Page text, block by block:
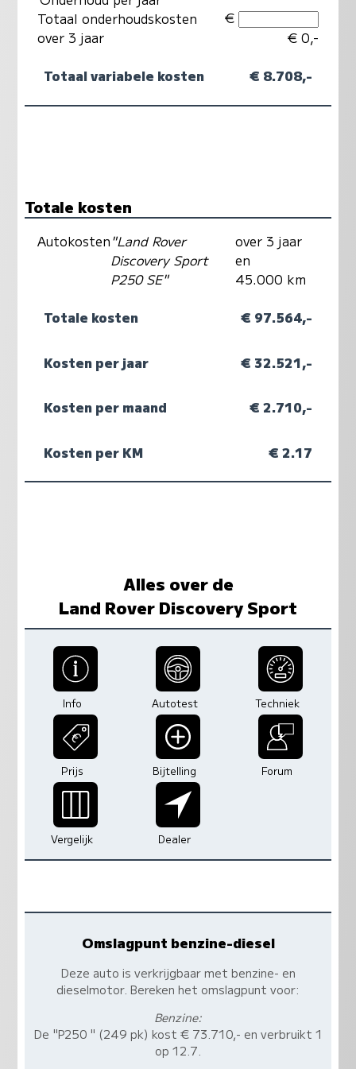
Totaal onderhoudskosten
over 3 jaar
€
€ 0,-
Totaal variabele kosten € 8.708,-
Totale kosten
Autokosten"Land Rover
Discovery Sport
P250 SE"
over 3 jaar
en
45.000 km
Totale kosten € 97.564,-
Kosten per jaar € 32.521,-
Kosten per maand € 2.710,-
Kosten per KM € 2.17
Alles over de
Land Rover Discovery Sport
Info Autotest Techniek
Prijs Bijtelling Forum
Vergelijk Dealer
Omslagpunt benzine-diesel
Deze auto is verkrijgbaar met benzine- en
dieselmotor. Bereken het omslagpunt voor:
Benzine:
De "P250 " (249 pk) kost € 73.710,- en verbruikt 1
op 12.7.